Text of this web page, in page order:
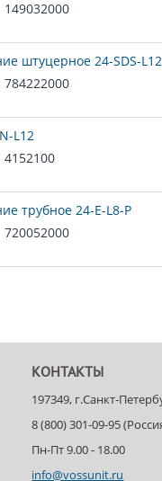
149032000
штуцерное 24-SDS-
784222000
L12
4152100
трубное 24-E-L8-P
720052000
КОНТАКТЫ
197349, г.Санкт-
8 (800) 301-09-95
Пн-Пт 9.00 - 18.00
info@vossunit.ru